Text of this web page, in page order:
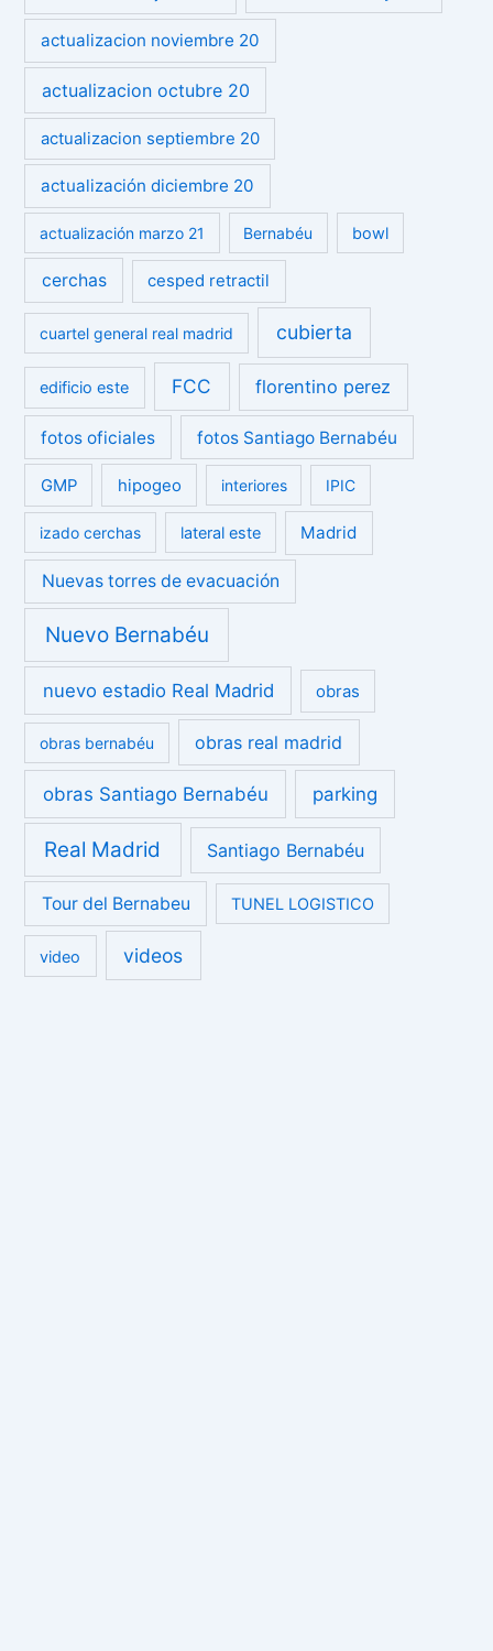
actualizacion noviembre 20
actualizacion octubre 20
actualizacion septiembre 20
actualización diciembre 20
actualización marzo 21 Bernabéu bowl
cerchas cesped retractil
cuartel general real madrid cubierta
edificio este FCC florentino perez
fotos oficiales fotos Santiago Bernabéu
GMP hipogeo interiores IPIC
izado cerchas lateral este Madrid
Nuevas torres de evacuación
Nuevo Bernabéu
nuevo estadio Real Madrid obras
obras bernabéu obras real madrid
obras Santiago Bernabéu parking
Real Madrid Santiago Bernabéu
Tour del Bernabeu TUNEL LOGISTICO
video videos